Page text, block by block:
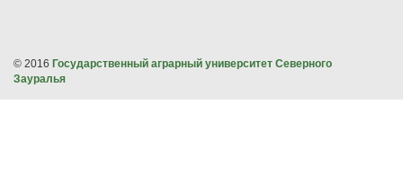
© 2016 Государственный аграрный университет Северного
Зауралья